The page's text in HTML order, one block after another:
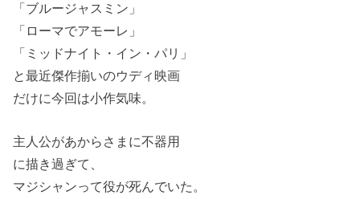
「ブルージャスミン」
「ローマでアモーレ」
「ミッドナイト・イン・パリ」
と最近傑作揃いのウディ映画
だけに今回は小作気味。
主人公があからさまに不器用
に描き過ぎて、
マジシャンって役が死んでいた。